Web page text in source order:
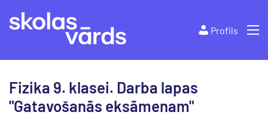
Profils
Fizika 9. klasei. Darba lapas
"Gatavošanās eksāmenam"